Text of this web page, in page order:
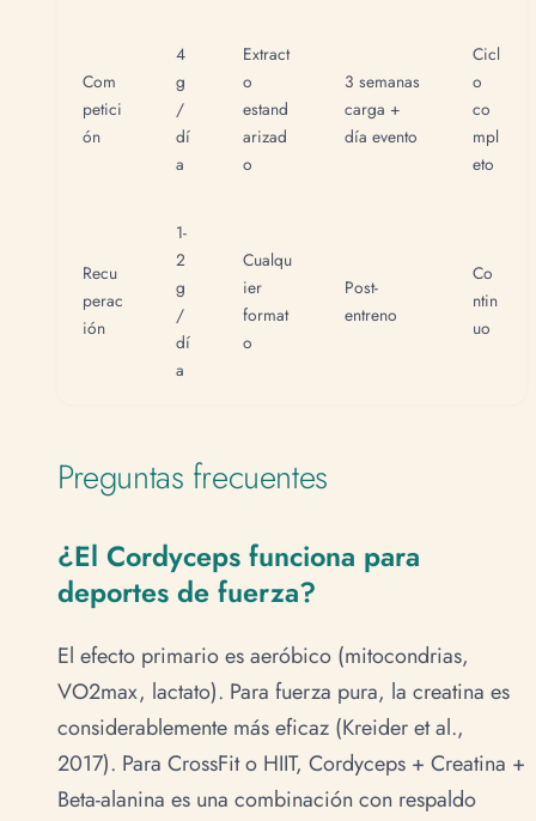
Com
petici
ón
4
g
/
dí
a
Extract
o
estand
arizad
o
3 semanas
carga +
día evento
Cicl
o
co
mpl
eto
Recu
perac
ión
1-
2
g
/
dí
a
Cualqu
ier
format
o
Post-
entreno
Co
ntin
uo
Preguntas frecuentes
¿El Cordyceps funciona para
deportes de fuerza?
El efecto primario es aeróbico (mitocondrias,
VO2max, lactato). Para fuerza pura, la creatina es
considerablemente más eficaz (Kreider et al.,
2017). Para CrossFit o HIIT, Cordyceps + Creatina +
Beta-alanina es una combinación con respaldo